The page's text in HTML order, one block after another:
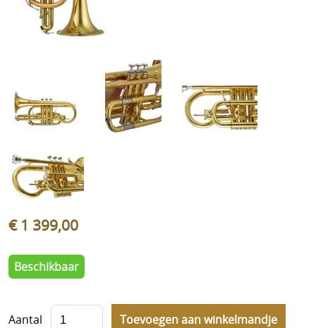
Nieuwsbrief
€ 1 399,00
Beschikbaar
Aantal